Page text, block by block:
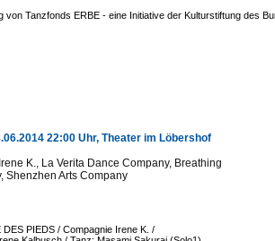
von Tanzfonds ERBE - eine Initiative der Kulturstiftung des
22:00 Uhr, Theater im Löbershof
K., La Verita Dance Company, Breathing
Shenzhen Arts Company
DES PIEDS / Compagnie Irene K. /